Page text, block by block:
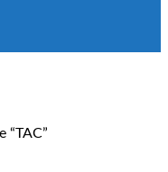
“TAC”